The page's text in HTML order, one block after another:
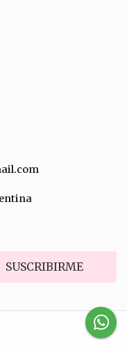
SUSCRIBIRME